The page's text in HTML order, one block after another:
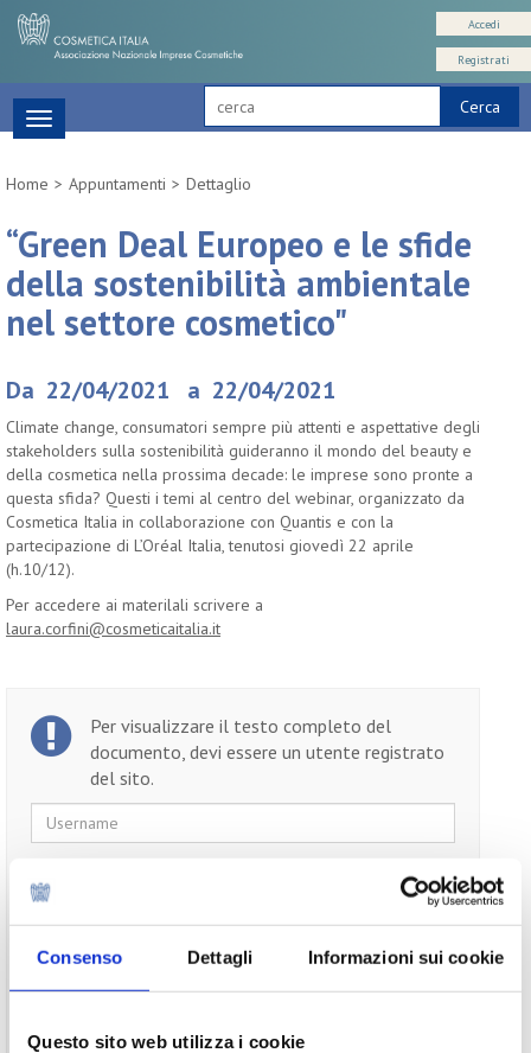
Consenso Dettagli Informazioni sui cookie
Questo sito web utilizza i cookie
Cerca
Accedi
Registrati
Toggle
navigation
Home
Appuntamenti Dettaglio
“Green Deal Europeo e le sfide
della sostenibilità ambientale
nel settore cosmetico"
Da 22/04/2021 a 22/04/2021
Climate change, consumatori sempre più attenti e aspettative degli
stakeholders sulla sostenibilità guideranno il mondo del beauty e
della cosmetica nella prossima decade: le imprese sono pronte a
questa sfida? Questi i temi al centro del webinar, organizzato da
Cosmetica Italia in collaborazione con Quantis e con la
partecipazione di L’Oréal Italia, tenutosi giovedì 22 aprile
(h.10/12).
Per accedere ai materilali scrivere a
laura.corfini@cosmeticaitalia.it
Per visualizzare il testo completo del
documento, devi essere un utente registrato
del sito.
Username
Ricordami